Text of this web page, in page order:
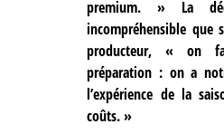
premium. » La
incompréhensible que
producteur, « on
préparation : on a
l’expérience de la
coûts. »